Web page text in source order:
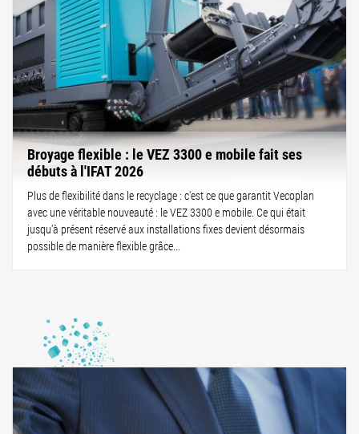
Broyage flexible : le VEZ 3300 e mobile fait ses
débuts à l'IFAT 2026
Plus de flexibilité dans le recyclage : c'est ce que garantit Vecoplan
avec une véritable nouveauté : le VEZ 3300 e mobile. Ce qui était
jusqu'à présent réservé aux installations fixes devient désormais
possible de manière flexible grâce...